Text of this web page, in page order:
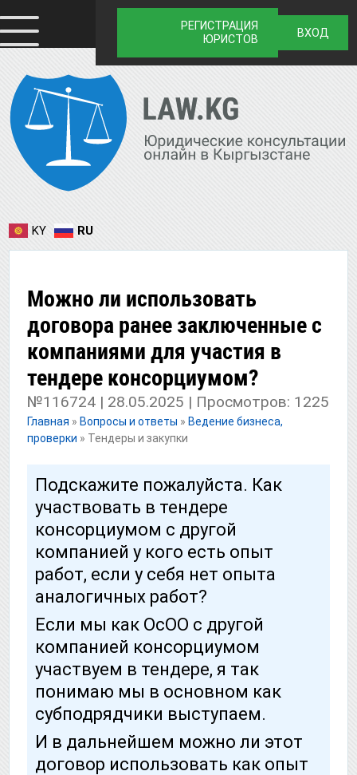
РЕГИСТРАЦИЯ
ЮРИСТОВ
ВХОД
KY RU
Можно ли использовать
договора ранее заключенные с
компаниями для участия в
тендере консорциумом?
№116724 | 28.05.2025 | Просмотров: 1225
Главная » Вопросы и ответы » Ведение бизнеса,
проверки » Тендеры и закупки
Подскажите пожалуйста. Как
участвовать в тендере
консорциумом с другой
компанией у кого есть опыт
работ, если у себя нет опыта
аналогичных работ?
Если мы как ОсОО с другой
компанией консорциумом
участвуем в тендере, я так
понимаю мы в основном как
субподрядчики выступаем.
И в дальнейшем можно ли этот
договор использовать как опыт